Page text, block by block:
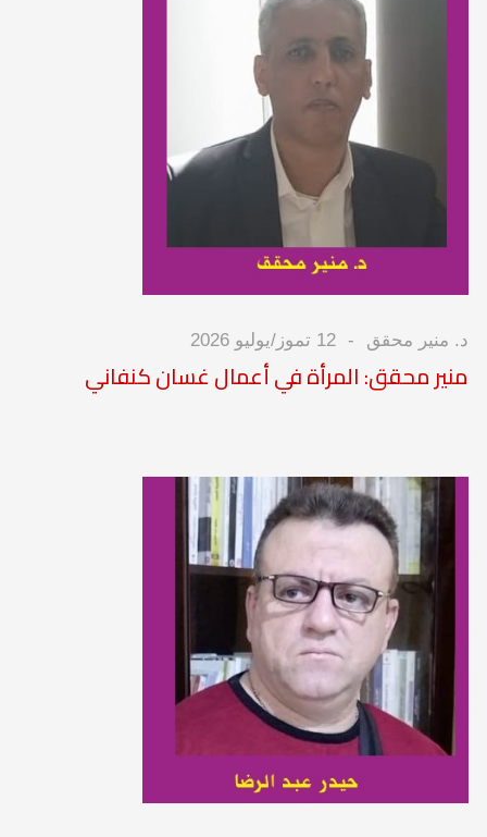
د. منير محقق 12 تموز/يوليو 2026
منير محقق: المرأة في أعمال غسان كنفاني